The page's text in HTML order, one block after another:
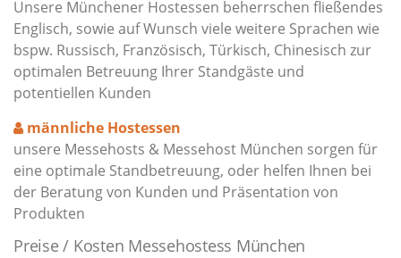
Unsere Münchener Hostessen beherrschen fließendes
Englisch, sowie auf Wunsch viele weitere Sprachen wie
bspw. Russisch, Französisch, Türkisch, Chinesisch zur
optimalen Betreuung Ihrer Standgäste und
potentiellen Kunden
männliche Hostessen
unsere Messehosts & Messehost München sorgen für
eine optimale Standbetreuung, oder helfen Ihnen bei
der Beratung von Kunden und Präsentation von
Produkten
Preise / Kosten Messehostess München